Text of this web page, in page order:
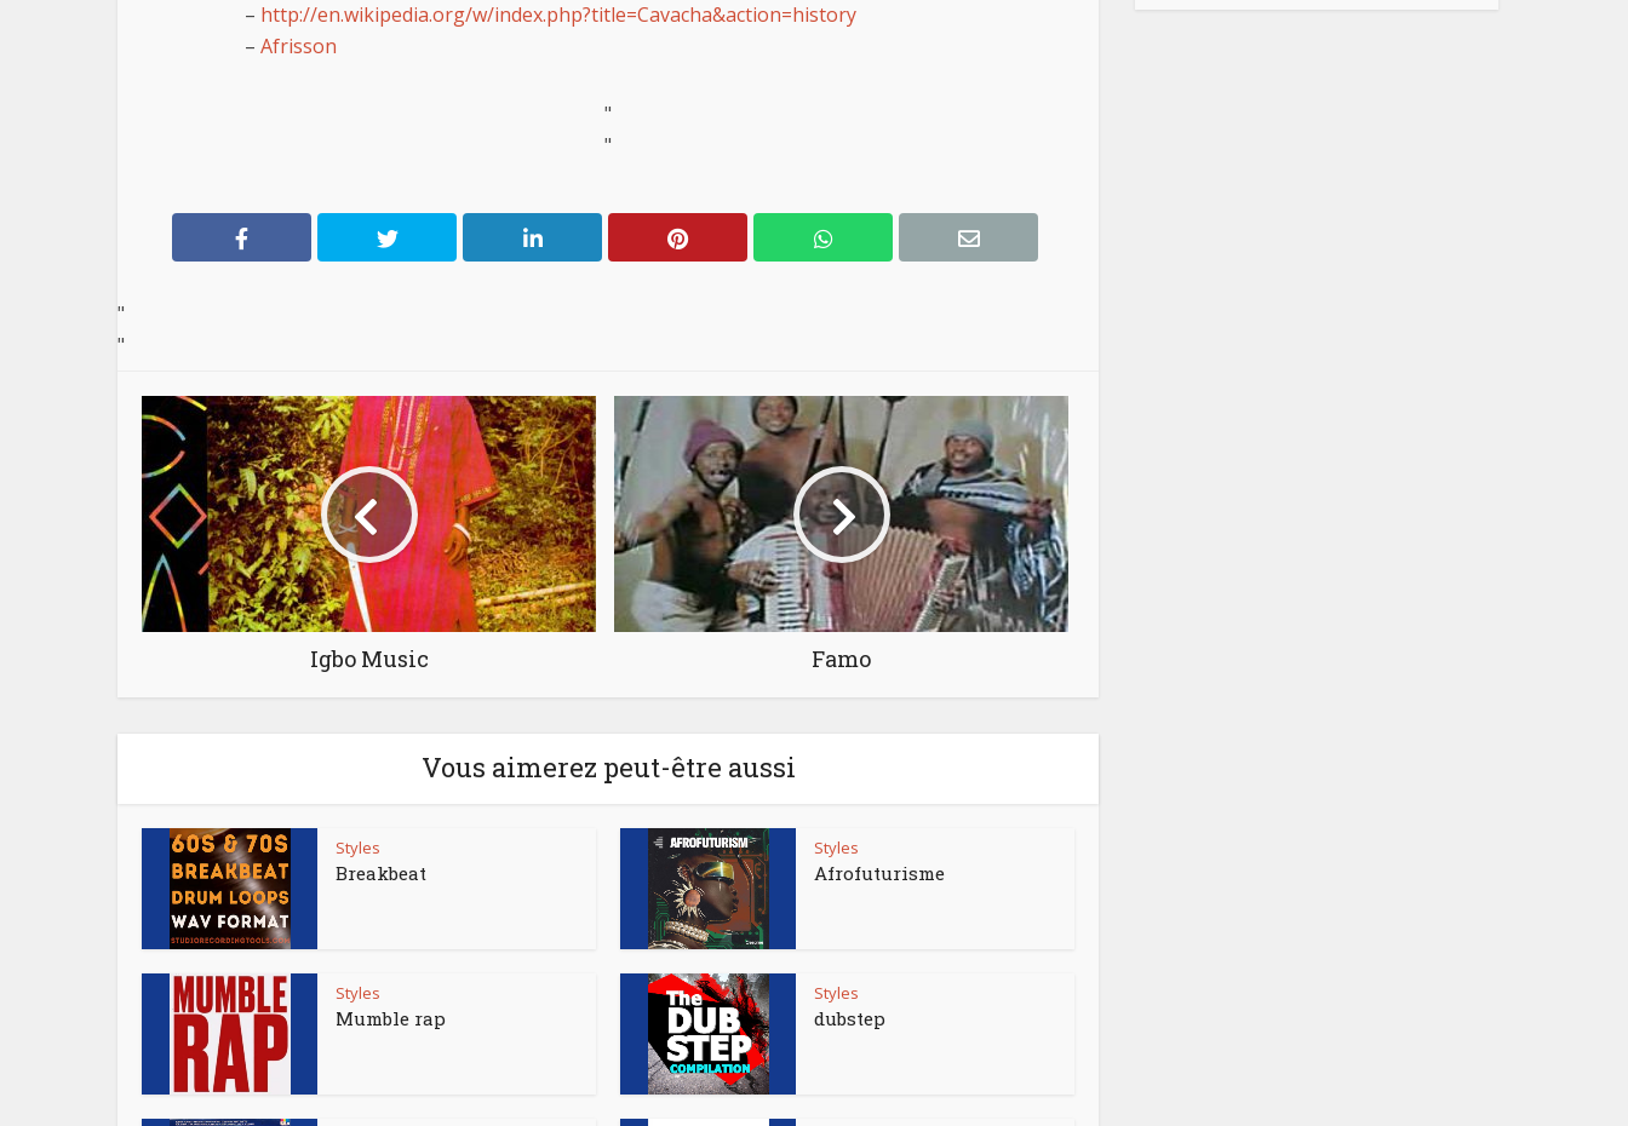
– http://en.wikipedia.org/w/index.php?title=Cavacha&action=history
– Afrisson
"
"
"
"
Igbo Music Famo
Vous aimerez peut-être aussi
Styles
Breakbeat
Styles
Afrofuturisme
Styles
Mumble rap
Styles
dubstep